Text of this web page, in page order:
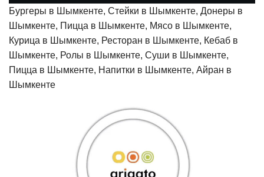
Бургеры в Шымкенте, Стейки в Шымкенте, Донеры в
Шымкенте, Пицца в Шымкенте, Мясо в Шымкенте,
Курица в Шымкенте, Ресторан в Шымкенте, Кебаб в
Шымкенте, Ролы в Шымкенте, Суши в Шымкенте,
Пицца в Шымкенте, Напитки в Шымкенте, Айран в
Шымкенте